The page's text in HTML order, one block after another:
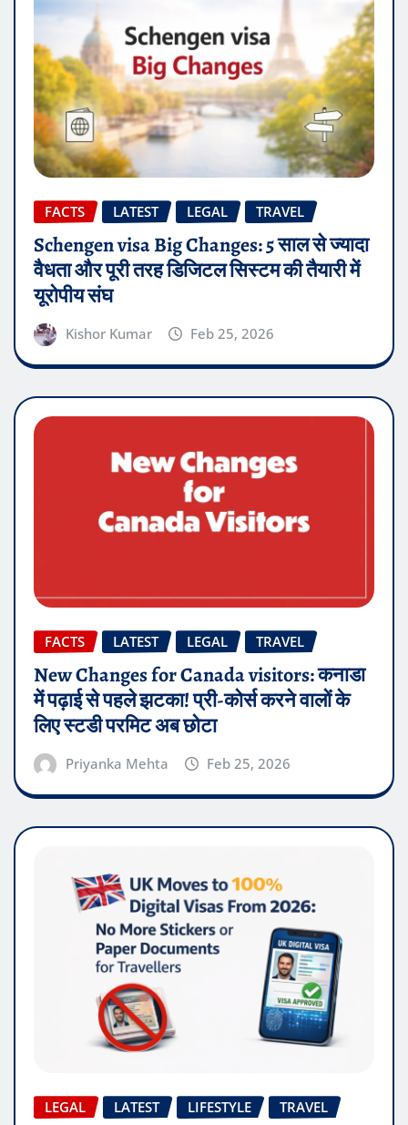
FACTS LATEST LEGAL TRAVEL
Schengen visa Big Changes: 5 साल से ज्यादा
वैधता और पूरी तरह डिजिटल सिस्टम की तैयारी में
यूरोपीय संघ
Kishor Kumar Feb 25, 2026
FACTS LATEST LEGAL TRAVEL
New Changes for Canada visitors: कनाडा
में पढ़ाई से पहले झटका! प्री-कोर्स करने वालों के
लिए स्टडी परमिट अब छोटा
Priyanka Mehta Feb 25, 2026
LEGAL LATEST LIFESTYLE TRAVEL